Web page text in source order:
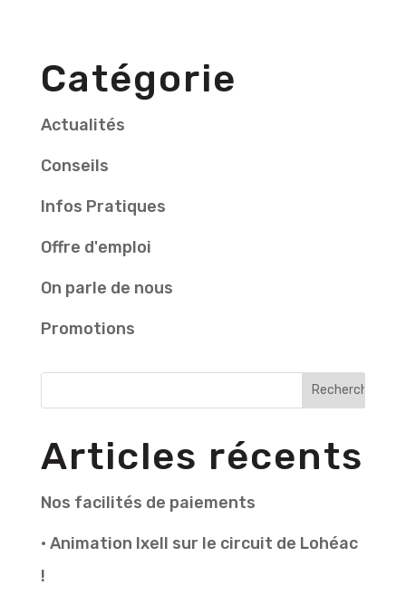
Catégorie
Actualités
Conseils
Infos Pratiques
Offre d'emploi
On parle de nous
Promotions
Articles récents
Nos facilités de paiements
• Animation Ixell sur le circuit de Lohéac
!